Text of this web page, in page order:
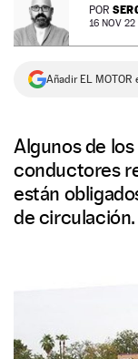
NEWSLETTER
SÍGUENOS
POR
16 NOV 22
Añadir EL MOTOR
Algunos de
conductores
están
de circulación.